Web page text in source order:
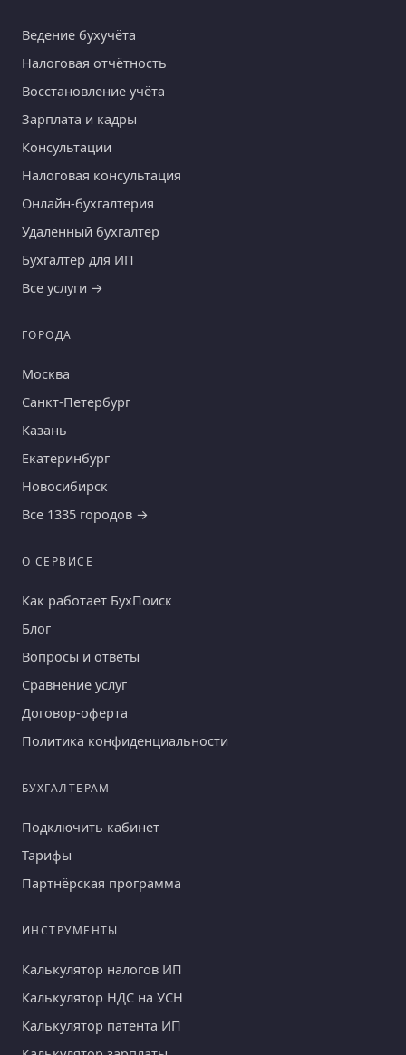
Ведение бухучёта
Налоговая отчётность
Восстановление учёта
Зарплата и кадры
Консультации
Налоговая консультация
Онлайн-бухгалтерия
Удалённый бухгалтер
Бухгалтер для ИП
Все услуги →
ГОРОДА
Москва
Санкт-Петербург
Казань
Екатеринбург
Новосибирск
Все 1335 городов →
О СЕРВИСЕ
Как работает БухПоиск
Блог
Вопросы и ответы
Сравнение услуг
Договор-оферта
Политика конфиденциальности
БУХГАЛТЕРАМ
Подключить кабинет
Тарифы
Партнёрская программа
ИНСТРУМЕНТЫ
Калькулятор налогов ИП
Калькулятор НДС на УСН
Калькулятор патента ИП